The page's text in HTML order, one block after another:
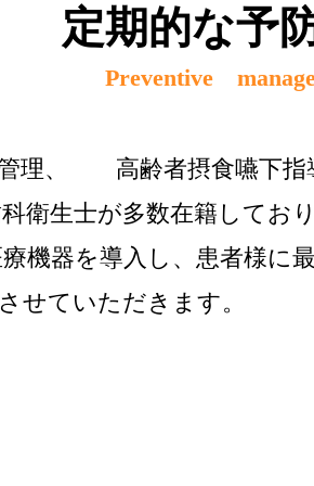
定期的な予
Preventive
理、 高齢者摂食嚥下指
衛生士が多数在籍してお
機器を導入し、患者様に
せていただきます。